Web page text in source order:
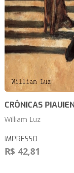
CRÔNICAS
William Luz
IMPRESSO
R$ 42,81